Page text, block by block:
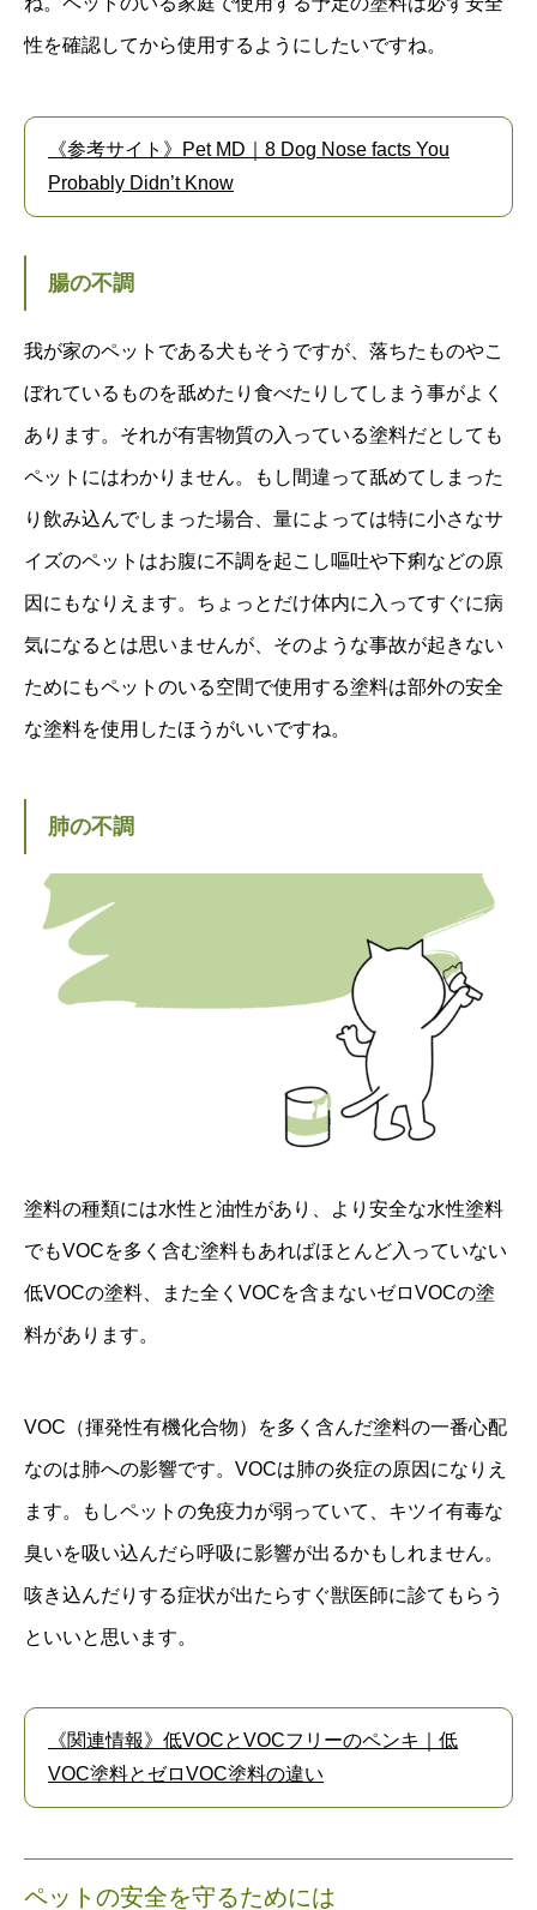
性を確認してから使用するようにしたいですね。
《参考サイト》Pet MD｜8 Dog Nose facts You
Probably Didn’t Know
腸の不調
我が家のペットである犬もそうですが、落ちたものやこ
ぼれているものを舐めたり食べたりしてしまう事がよく
あります。それが有害物質の入っている塗料だとしても
ペットにはわかりません。もし間違って舐めてしまった
り飲み込んでしまった場合、量によっては特に小さなサ
イズのペットはお腹に不調を起こし嘔吐や下痢などの原
因にもなりえます。ちょっとだけ体内に入ってすぐに病
気になるとは思いませんが、そのような事故が起きない
ためにもペットのいる空間で使用する塗料は部外の安全
な塗料を使用したほうがいいですね。
肺の不調
塗料の種類には水性と油性があり、より安全な水性塗料
でもVOCを多く含む塗料もあればほとんど入っていない
低VOCの塗料、また全くVOCを含まないゼロVOCの塗
料があります。
VOC（揮発性有機化合物）を多く含んだ塗料の一番心配
なのは肺への影響です。VOCは肺の炎症の原因になりえ
ます。もしペットの免疫力が弱っていて、キツイ有毒な
臭いを吸い込んだら呼吸に影響が出るかもしれません。
咳き込んだりする症状が出たらすぐ獣医師に診てもらう
といいと思います。
《関連情報》低VOCとVOCフリーのペンキ｜低
VOC塗料とゼロVOC塗料の違い
ペットの安全を守るためには